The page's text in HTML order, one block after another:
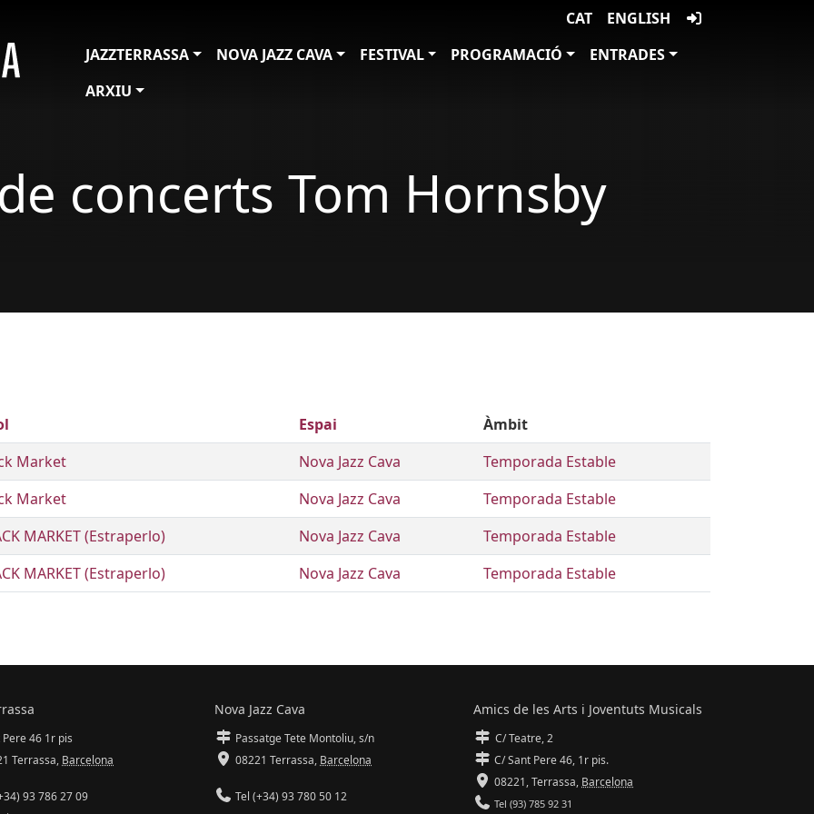
CAT
ENGLISH
JAZZTERRASSA
NOVA JAZZ CAVA FESTIVAL PROGRAMACIÓ
ENTRADES
ARXIU
concerts Tom Hornsby
Espai
Àmbit
Market Nova Jazz Cava
Temporada Estable
Market Nova Jazz Cava
Temporada Estable
MARKET (Estraperlo) Nova Jazz Cava
Temporada Estable
MARKET (Estraperlo) Nova Jazz Cava Temporada Estable
Pere 46 1r pis
Terrassa, Barcelona
93 786 27 09
Nova Jazz Cava
Passatge Tete Montoliu, s/n
08221 Terrassa, Barcelona
Tel (+34) 93 780 50 12
Amics de les Arts i Joventuts Musicals
C/ Teatre, 2
C/ Sant Pere 46, 1r pis.
08221,Terrassa, Barcelona
Tel (93) 785 92 31